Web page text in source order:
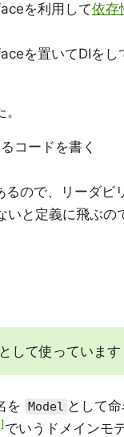
を利用して依存
を置いてDIをし
コードを書く
ので、リーダビ
いと定義に飛ぶの
して使っています
を Model として命
でいうドメインモ